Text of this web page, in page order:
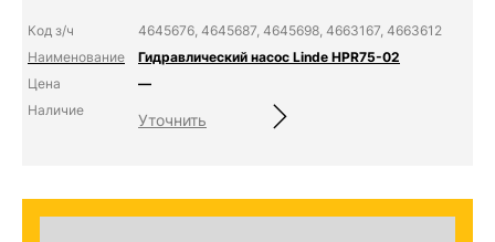
4645676, 4645687, 4645698, 4663167, 4663612
Гидравлический насос Linde HPR75-02
—
Уточнить